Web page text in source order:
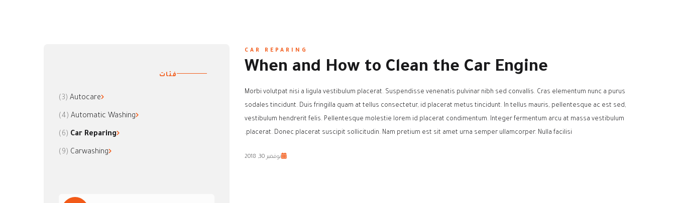
CAR REPARING
When and How to Clean the Car Engine
Morbi volutpat nisi a ligula vestibulum placerat. Suspendisse venenatis pulvinar nibh sed convallis. Cras elementum nunc a purus
sodales tincidunt. Duis fringilla quam at tellus consectetur, id placerat metus tincidunt. In tellus mauris, pellentesque ac est sed,
vestibulum hendrerit felis. Pellentesque molestie lorem id placerat condimentum. Integer fermentum arcu at massa vestibulum
placerat. Donec placerat suscipit sollicitudin. Nam pretium est sit amet urna semper ullamcorper. Nulla facilisi.
نوفمبر 30, 2018
فئات
Autocare
(3)
Automatic Washing
(4)
Car Reparing
(6)
Carwashing
(9)